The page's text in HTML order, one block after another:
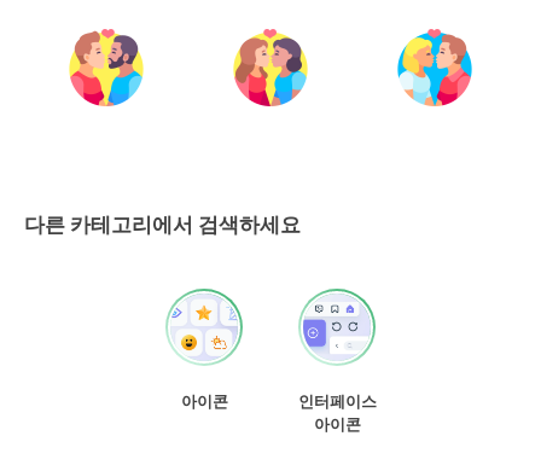
다른 카테고리에서 검색하세요
아이콘
인터페이스
아이콘